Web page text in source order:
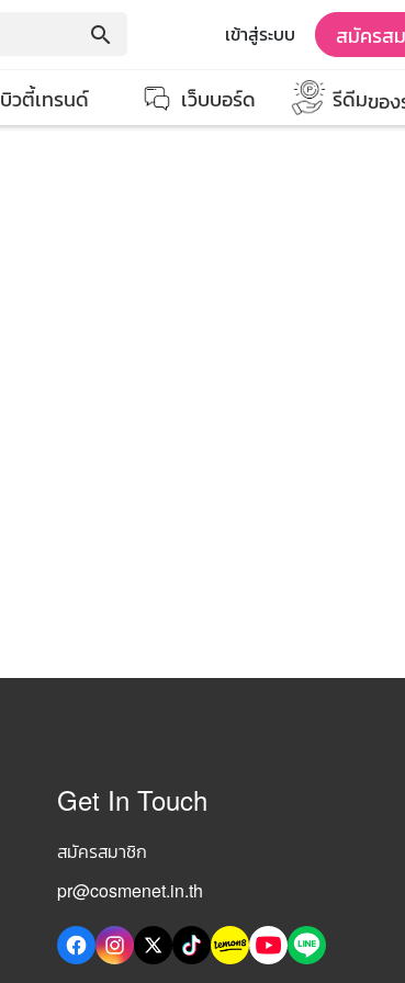
search เข้าสู่ระบบ สมัครส
บิวตี้เทรนด์ เว็บบอร์ด รีดีมของ
Get In Touch
สมัครสมาชิก
pr@cosmenet.in.th